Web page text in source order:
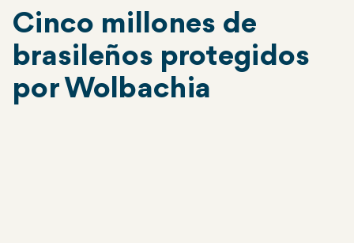
Cinco millones de
brasileños protegidos
por Wolbachia